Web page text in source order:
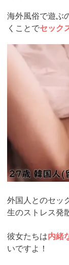
海外風俗で遊ぶ
くことでセック
https://pcmax.jp/lp/?
ad_id=rm307152
外国人とのセッ
生のストレス発
彼女たちは内緒
いですよ！